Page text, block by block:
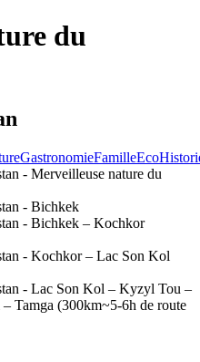
du
GastronomieFamilleEco